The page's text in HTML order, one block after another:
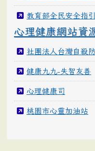
教育部全民安全指
心理健康網站資
社團法人台灣自殺
健康九九-失智友善
心理健康司
桃園市心靈加油站